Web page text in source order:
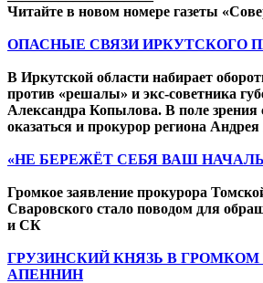
Читайте в новом номере газеты
ОПАСНЫЕ СВЯЗИ ИРКУТСКОГО
В Иркутской области набирает
против «решалы» и экс-советника
Александра Копылова. В поле
оказаться и прокурор региона
«НЕ БЕРЕЖЁТ СЕБЯ ВАШ
Громкое заявление прокурора
Сваровского стало поводом для
и СК
ГРУЗИНСКИЙ КНЯЗЬ В ГРОМКОМ
АПЕННИН